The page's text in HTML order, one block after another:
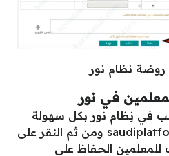
نظام نور
في نور
في نِظام نور بكل سهولة
ومن ثم النقر على
للمعلمين الحفاظ على